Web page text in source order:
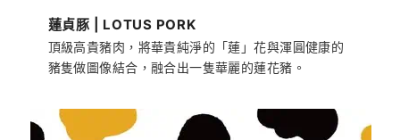
蓮貞豚 | LOTUS PORK
頂級高貴豬肉，將華貴純淨的「蓮」花與渾圓健康的
豬隻做圖像結合，融合出一隻華麗的蓮花豬。